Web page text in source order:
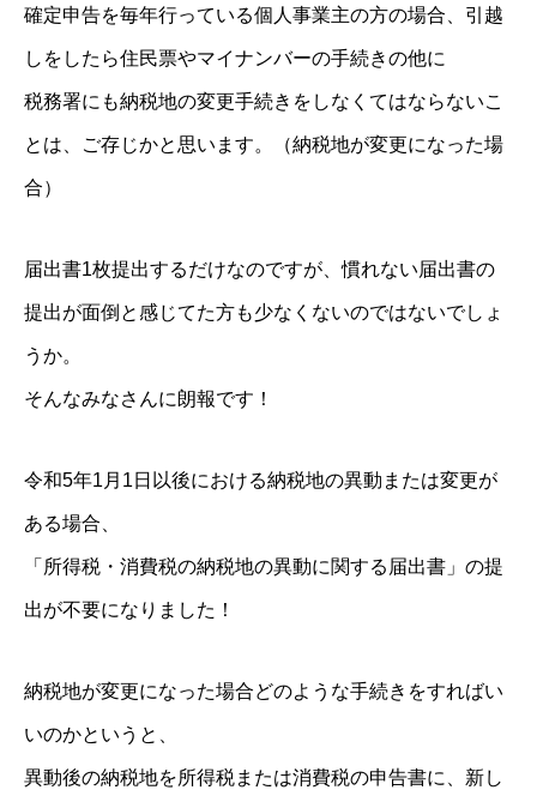
確定申告を毎年行っている個人事業主の方の場合、引越
しをしたら住民票やマイナンバーの手続きの他に
税務署にも納税地の変更手続きをしなくてはならないこ
とは、ご存じかと思います。（納税地が変更になった場
合）
届出書1枚提出するだけなのですが、慣れない届出書の
提出が面倒と感じてた方も少なくないのではないでしょ
うか。
そんなみなさんに朗報です！
令和5年1月1日以後における納税地の異動または変更が
ある場合、
「所得税・消費税の納税地の異動に関する届出書」の提
出が不要になりました！
納税地が変更になった場合どのような手続きをすればい
いのかというと、
異動後の納税地を所得税または消費税の申告書に、新し